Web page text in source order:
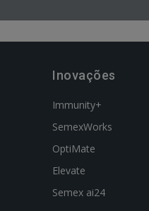
Inovações
Immunity+
SemexWorks
OptiMate
Elevate
Semex ai24